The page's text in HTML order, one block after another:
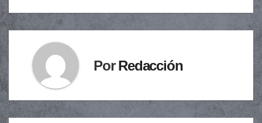
entradas
PorRedacción